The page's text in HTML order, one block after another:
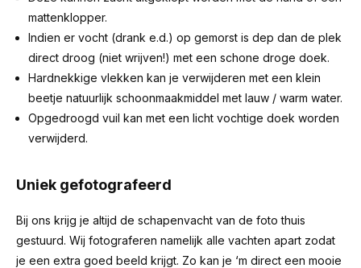
mattenklopper.
Indien er vocht (drank e.d.) op gemorst is dep dan de plek
direct droog (niet wrijven!) met een schone droge doek.
Hardnekkige vlekken kan je verwijderen met een klein
beetje natuurlijk schoonmaakmiddel met lauw / warm water.
Opgedroogd vuil kan met een licht vochtige doek worden
verwijderd.
Uniek gefotografeerd
Bij ons krijg je altijd de schapenvacht van de foto thuis
gestuurd. Wij fotograferen namelijk alle vachten apart zodat
je een extra goed beeld krijgt. Zo kan je ‘m direct een mooie